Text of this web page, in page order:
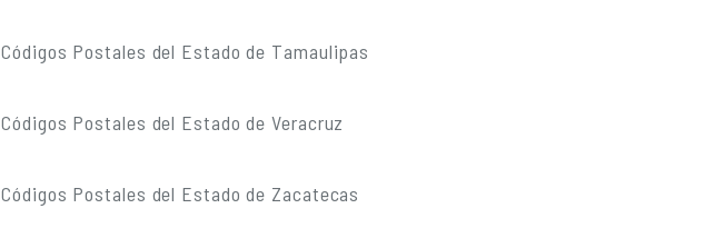
Códigos Postales del Estado de Tamaulipas
Códigos Postales del Estado de Veracruz
Códigos Postales del Estado de Zacatecas